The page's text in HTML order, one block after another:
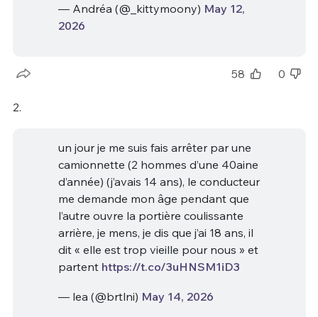
— Andréa (@_kittymoony) May 12,
2026
58 0
2.
un jour je me suis fais arrêter par une
camionnette (2 hommes d’une 40aine
d’année) (j’avais 14 ans), le conducteur
me demande mon âge pendant que
l’autre ouvre la portière coulissante
arrière, je mens, je dis que j’ai 18 ans, il
dit « elle est trop vieille pour nous » et
partent https://t.co/3uHNSM1iD3
— lea (@brtlni) May 14, 2026